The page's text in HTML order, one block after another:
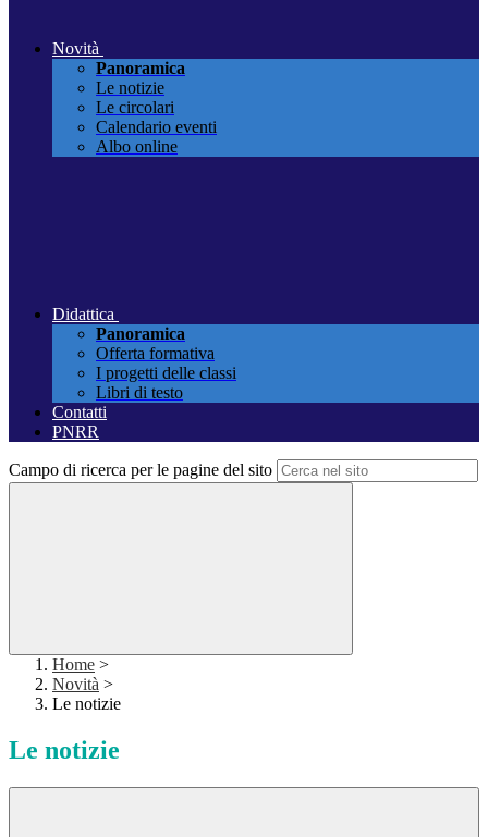
Novità
Panoramica
Le notizie
Le circolari
Calendario eventi
Albo online
Didattica
Panoramica
Offerta formativa
I progetti delle classi
Libri di testo
Contatti
PNRR
Campo di ricerca per le pagine del sito
Home >
Novità >
Le notizie
Le notizie